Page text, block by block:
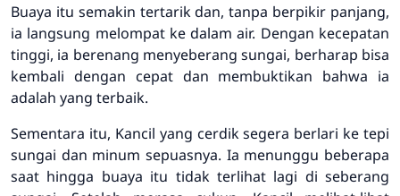
Buaya itu semakin tertarik dan, tanpa berpikir panjang,
ia langsung melompat ke dalam air. Dengan kecepatan
tinggi, ia berenang menyeberang sungai, berharap bisa
kembali dengan cepat dan membuktikan bahwa ia
adalah yang terbaik.
Sementara itu, Kancil yang cerdik segera berlari ke tepi
sungai dan minum sepuasnya. Ia menunggu beberapa
saat hingga buaya itu tidak terlihat lagi di seberang